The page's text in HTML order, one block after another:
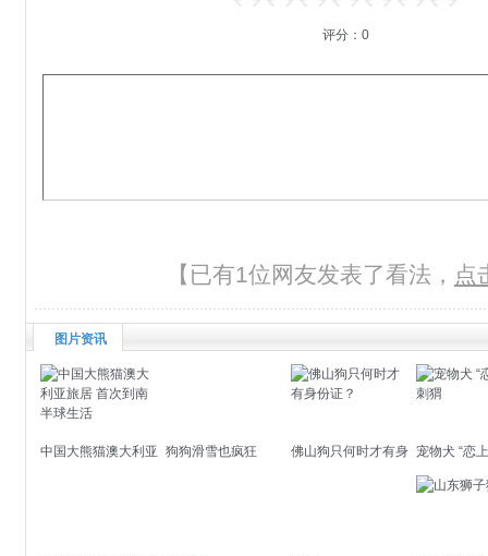
评分：0
【已有1位网友发表了看法， 点
图片资讯
中国大熊猫澳大利亚 狗狗滑雪也疯狂
佛山狗只何时才有身 宠物犬 “恋